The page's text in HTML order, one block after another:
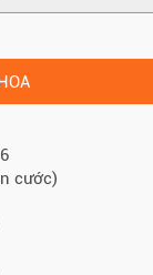
cước)